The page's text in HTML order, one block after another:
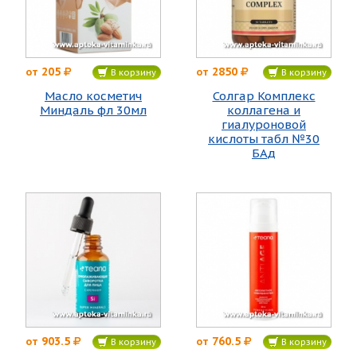
от 205 В корзину
Масло косметич
Миндаль фл 30мл
от 2850 В корзину
Солгар Комплекс
коллагена и
гиалуроновой
кислоты табл №30
БАд
от 903.5 В корзину от 760.5 В корзину